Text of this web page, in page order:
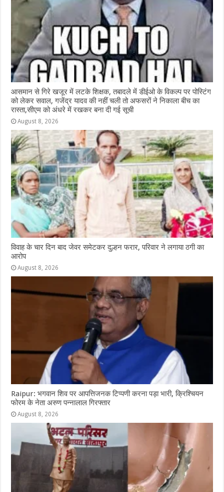
आसमान से गिरे खजूर में लटके शिक्षक, तबादले में डीईओ के विकल्प पर पोस्टिंग
को लेकर सवाल, गजेंद्र यादव की नहीं चली तो अफसरों ने निकाला बीच का
रास्ता,सीएम को अंधरे में रखकर बना दी गई सूची
August 8, 2026
विवाह के चार दिन बाद जेवर समेटकर दुल्हन फरार, परिवार ने लगाया ठगी का
आरोप
August 8, 2026
Raipur: भगवान शिव पर आपत्तिजनक टिप्पणी करना पड़ा भारी, क्रिश्चियन
फोरम के नेता अरुण पन्नालाल गिरफ्तार
August 8, 2026